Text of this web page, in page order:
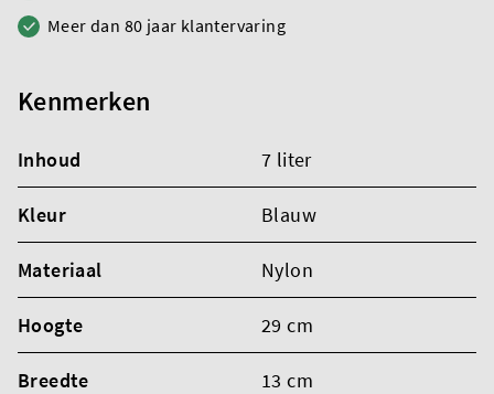
Meer dan 80 jaar klantervaring
Kenmerken
Inhoud 7 liter
Kleur Blauw
Materiaal Nylon
Hoogte 29 cm
Breedte 13 cm